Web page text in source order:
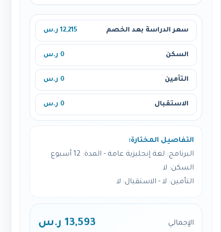
سعر الدراسة بعد الخصم 12,215 ر.س
السكن 0 ر.س
التأمين 0 ر.س
الاستقبال 0 ر.س
التفاصيل المختارة:
البرنامج: لغة إنجليزية عامة - المدة: 12 أسبوع
السكن: لا
التأمين: لا - الاستقبال: لا
الإجمالي 13,593 ر.س